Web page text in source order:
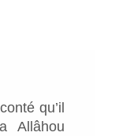
qu’il
Allâhou